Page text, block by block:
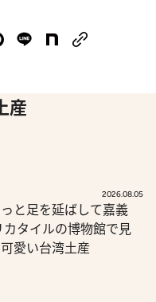
産
2026.08.05
と足を延ばして嘉義
タイルの博物館で見
愛い台湾土産